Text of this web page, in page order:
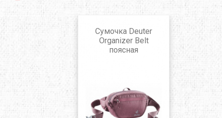
Сумочка Deuter
Organizer Belt
поясная